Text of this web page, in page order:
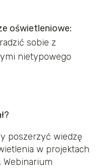
oświetleniowe:
sobie z
nietypowego
poszerzyć wiedzę
w projektach
Webinarium